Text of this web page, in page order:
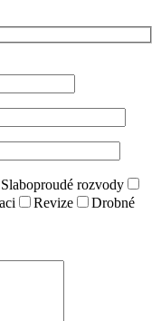
Slaboproudé rozvody
Revize
Drobné